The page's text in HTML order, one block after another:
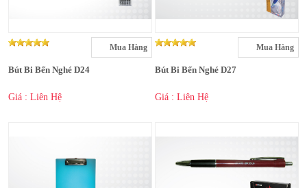
Mua Hàng
Bút Bi Bến Nghé D24
Giá : Liên Hệ
Mua Hàng
Bút Bi Bến Nghé D27
Giá : Liên Hệ